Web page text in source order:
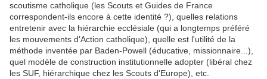
scoutisme catholique (les Scouts et Guides de France
correspondent-ils encore à cette identité ?), quelles relations
entretenir avec la hiérarchie ecclésiale (qui a longtemps préféré
les mouvements d'Action catholique), quelle est l'utilité de la
méthode inventée par Baden-Powell (éducative, missionnaire...),
quel modèle de construction institutionnelle adopter (libéral chez
les SUF, hiérarchique chez les Scouts d'Europe), etc.